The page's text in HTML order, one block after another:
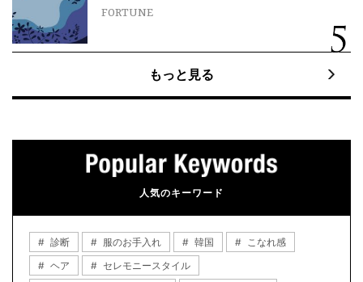
FORTUNE
もっと見る
人気のキーワード
診断 服のお手入れ 韓国
こなれ感
ヘア
セレモニースタイル